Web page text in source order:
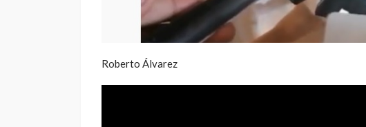
Roberto Álvarez